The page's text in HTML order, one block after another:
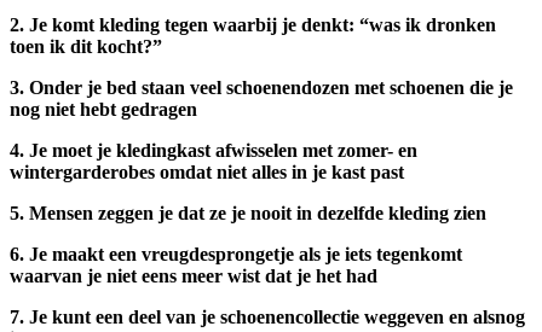
2. Je komt kleding tegen waarbij je denkt: “was ik dronken
toen ik dit kocht?”
3. Onder je bed staan veel schoenendozen met schoenen die je
nog niet hebt gedragen
4. Je moet je kledingkast afwisselen met zomer- en
wintergarderobes omdat niet alles in je kast past
5. Mensen zeggen je dat ze je nooit in dezelfde kleding zien
6. Je maakt een vreugdesprongetje als je iets tegenkomt
waarvan je niet eens meer wist dat je het had
7. Je kunt een deel van je schoenencollectie weggeven en alsnog